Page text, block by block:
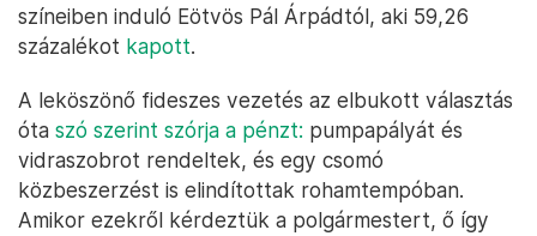
színeiben induló Eötvös Pál Árpádtól, aki 59,26
százalékot kapott.
A leköszönő fideszes vezetés az elbukott választás
óta szó szerint szórja a pénzt: pumpapályát és
vidraszobrot rendeltek, és egy csomó
közbeszerzést is elindítottak rohamtempóban.
Amikor ezekről kérdeztük a polgármestert, ő így